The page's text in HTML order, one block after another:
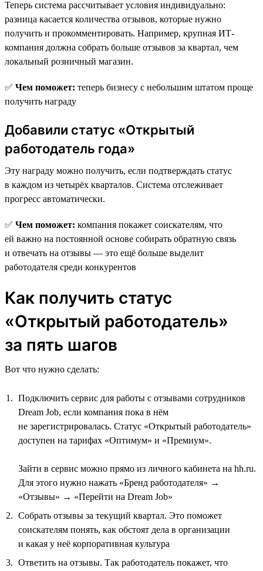
Теперь система рассчитывает условия индивидуально:
разница касается количества отзывов, которые нужно
получить и прокомментировать. Например, крупная ИТ-
компания должна собрать больше отзывов за квартал, чем
локальный розничный магазин.
✅ Чем поможет: теперь бизнесу с небольшим штатом проще
получить награду
Добавили статус «Открытый
работодатель года»
Эту награду можно получить, если подтверждать статус
в каждом из четырёх кварталов. Система отслеживает
прогресс автоматически.
✅ Чем поможет: компания покажет соискателям, что
ей важно на постоянной основе собирать обратную связь
и отвечать на отзывы — это ещё больше выделит
работодателя среди конкурентов
Как получить статус
«Открытый работодатель»
за пять шагов
Вот что нужно сделать:
Подключить сервис для работы с отзывами сотрудников
Dream Job, если компания пока в нём
не зарегистрировалась. Статус «Открытый работодатель»
доступен на тарифах «Оптимум» и «Премиум».
Зайти в сервис можно прямо из личного кабинета на hh.ru.
Для этого нужно нажать «Бренд работодателя» →
«Отзывы» → «Перейти на Dream Job»
Собрать отзывы за текущий квартал. Это поможет
соискателям понять, как обстоят дела в организации
и какая у неё корпоративная культура
Ответить на отзывы. Так работодатель покажет, что